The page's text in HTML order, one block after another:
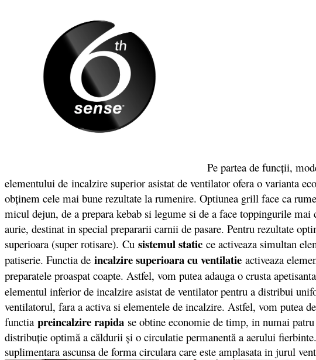
Pe partea de funcții,
elementului de incalzire superior asistat de ventilator ofera o varianta
obţinem cele mai bune rezultate la rumenire. Optiunea grill face ca
micul dejun, de a prepara kebab si legume si de a face toppingurile mai
aurie, destinat in special prepararii carnii de pasare. Pentru rezultate
superioara (super rotisare). Cu sistemul static ce activeaza simultan
patiserie. Functia de incalzire superioara cu ventilatie activeaza
preparatele proaspat coapte. Astfel, vom putea adauga o crusta
elementul inferior de incalzire asistat de ventilator pentru a distribui
ventilatorul, fara a activa si elementele de incalzire. Astfel, vom putea
functia preincalzire rapida se obtine economie de timp, in numai
distribuţie optimă a căldurii şi o circulatie permanentă a aerului
suplimentara ascunsa de forma circulara care este amplasata in jurul